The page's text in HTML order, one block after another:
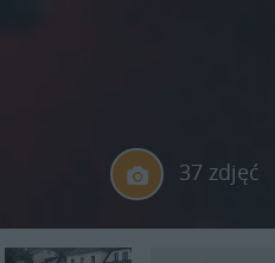
37 zdjęć